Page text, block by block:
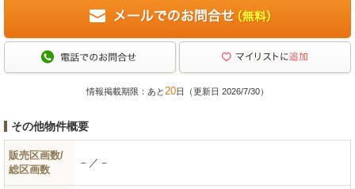
情報掲載期限：あと20日（更新日 2026/7/30）
その他物件概要
販売区画数/
総区画数
－／－